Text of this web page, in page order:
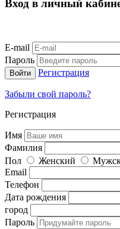
Вход в личный
E-mail
Пароль
Регистрация
Забыли свой пароль?
Регистрация
Имя
Фамилия
Пол
Женский
Email
Телефон
Дата рождения
город
Пароль